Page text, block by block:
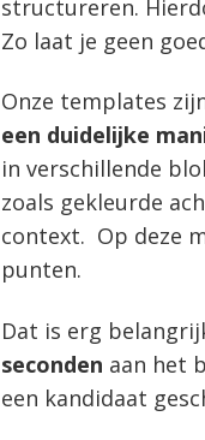
structureren.
Zo laat je geen
Onze templates
een duidelijke
in verschillende
zoals gekleurde
context. Op deze
punten.
Dat is erg
seconden aan het
een kandidaat